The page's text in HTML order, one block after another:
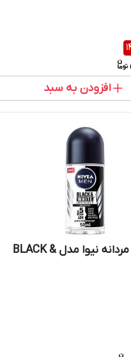
افزودن به سبد
مام رولی مردانه نیوا مدل BLACK &